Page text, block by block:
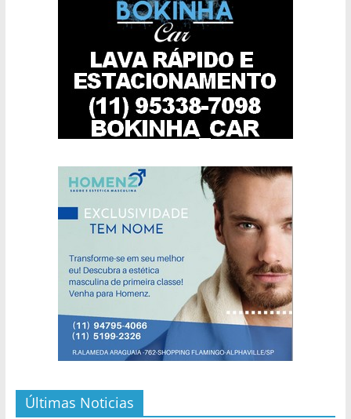
Últimas Noticias